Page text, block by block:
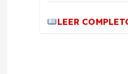
LEER